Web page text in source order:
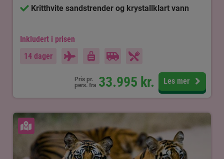
Kritthvite sandstrender og krystallklart vann
Inkludert i prisen
14 dager
Pris pr.
pers. fra 33.995 kr. Les mer